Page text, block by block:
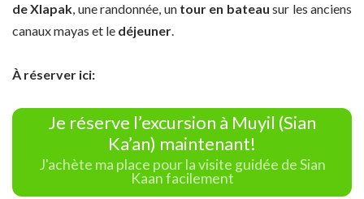
de Xlapak, une randonnée, un tour en bateau sur les anciens
canaux mayas et le déjeuner.
À réserver ici:
Je réserve l’excursion à Muyil (Sian
Ka’an) maintenant!
J'achète ma place pour la visite guidée de Sian
Kaan facilement